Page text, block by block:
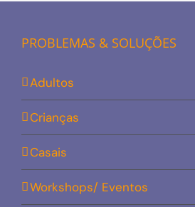
PROBLEMAS & SOLUÇÕES
Adultos
Crianças
Casais
Workshops/ Eventos